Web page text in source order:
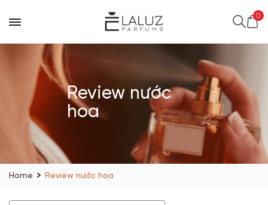
0
Review nước
hoa
Home Review nước hoa